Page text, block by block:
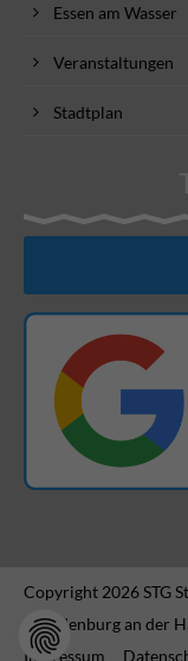
Essen am Wasser
Veranstaltungen
Stadtplan
Copyright 2026 STG
Brandenburg an der
Impressum